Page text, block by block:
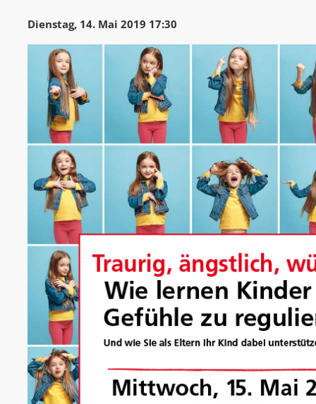
Dienstag, 14. Mai 2019 17:30